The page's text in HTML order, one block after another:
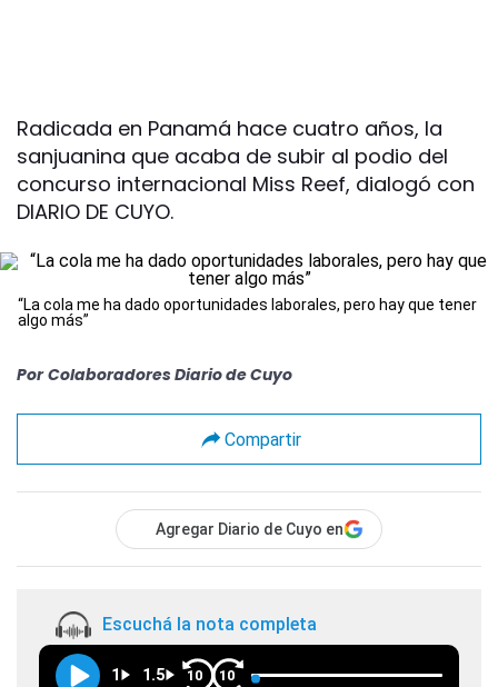
Radicada en Panamá hace cuatro años, la
sanjuanina que acaba de subir al podio del
concurso internacional Miss Reef, dialogó con
DIARIO DE CUYO.
“La cola me ha dado oportunidades laborales, pero hay que tener
algo más”
Por Colaboradores Diario de Cuyo
Compartir
Agregar Diario de Cuyo en
Escuchá la nota completa
1 1.5 10 10